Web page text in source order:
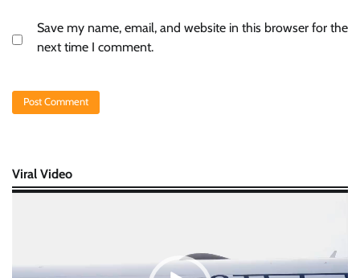
Save my name, email, and website in this browser for the
next time I comment.
Viral Video